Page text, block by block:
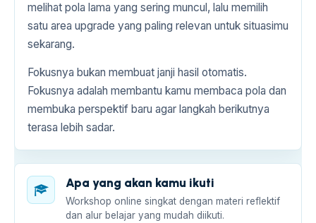
melihat pola lama yang sering muncul, lalu memilih
satu area upgrade yang paling relevan untuk situasimu
sekarang.
Fokusnya bukan membuat janji hasil otomatis.
Fokusnya adalah membantu kamu membaca pola dan
membuka perspektif baru agar langkah berikutnya
terasa lebih sadar.
Apa yang akan kamu ikuti
Workshop online singkat dengan materi reflektif
dan alur belajar yang mudah diikuti.